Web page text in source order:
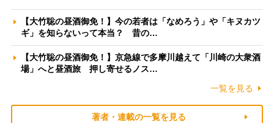
【大竹聡の昼酒御免！】今の若者は「なめろう」や「キヌカツ
ギ」を知らないって本当？ 昔の…
【大竹聡の昼酒御免！】京急線で多摩川越えて「川崎の大衆酒
場」へと昼酒旅 押し寄せるノス…
一覧を見る
著者・連載の一覧を見る